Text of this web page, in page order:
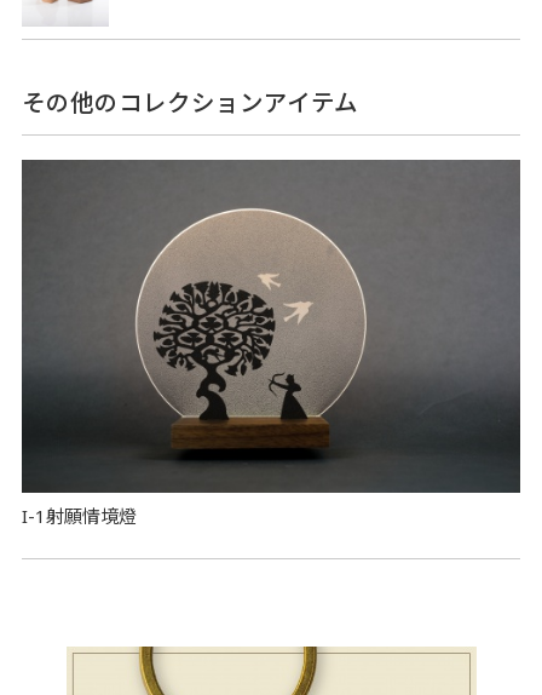
その他のコレクションアイテム
I-1射願情境燈